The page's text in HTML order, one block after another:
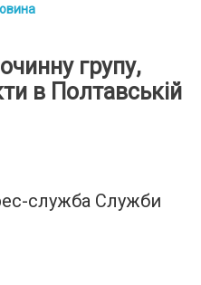
групу,
в Полтавській
служба Служби